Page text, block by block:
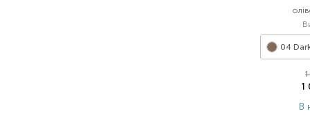
04
1
В